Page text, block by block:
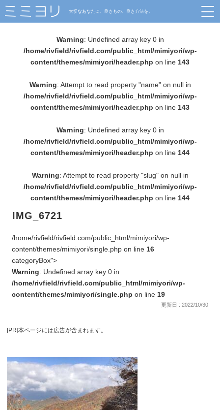
大切なあなたに、良きもの、良き方法を。
Warning: Undefined array key 0 in
/home/rivfield/rivfield.com/public_html/mimiyori/wp-
content/themes/mimiyori/header.php on line 143
Warning: Attempt to read property "name" on null in
/home/rivfield/rivfield.com/public_html/mimiyori/wp-
content/themes/mimiyori/header.php on line 143
Warning: Undefined array key 0 in
/home/rivfield/rivfield.com/public_html/mimiyori/wp-
content/themes/mimiyori/header.php on line 144
Warning: Attempt to read property "slug" on null in
/home/rivfield/rivfield.com/public_html/mimiyori/wp-
content/themes/mimiyori/header.php on line 144
IMG_6721
/home/rivfield/rivfield.com/public_html/mimiyori/wp-
content/themes/mimiyori/single.php on line 16
categoryBox">
Warning: Undefined array key 0 in
/home/rivfield/rivfield.com/public_html/mimiyori/wp-
content/themes/mimiyori/single.php on line 19
更新日 : 2022/10/30
[PR]本ページには広告が含まれます。